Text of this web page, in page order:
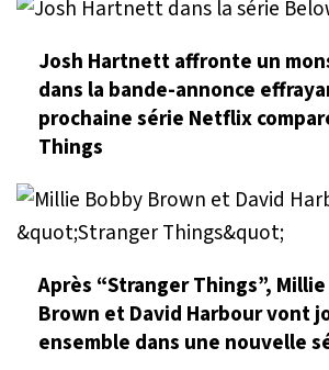
Josh Hartnett affronte un
dans la bande-annonce
prochaine série Netflix
Things
Après “Stranger Things”,
Brown et David Harbour vont
ensemble dans une nouvelle